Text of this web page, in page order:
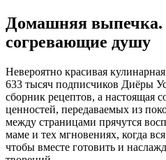
Домашняя выпечка.
согревающие душу
Невероятно красивая
633 тысяч подписчиков Диёры
сборник рецептов, а настоящая
ценностей, передаваемых из
между страницами прячутся
маме и тех мгновениях, когда
чтобы вместе готовить и